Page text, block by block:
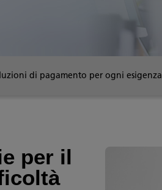
di pagamento per ogni esigenza
per il